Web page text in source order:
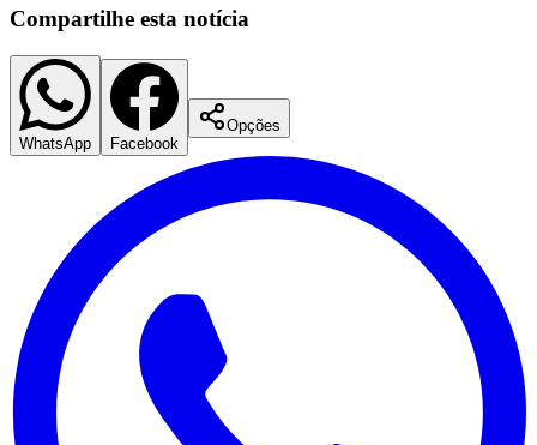
Santos
Compartilhe esta notícia
WhatsApp Facebook
Opções